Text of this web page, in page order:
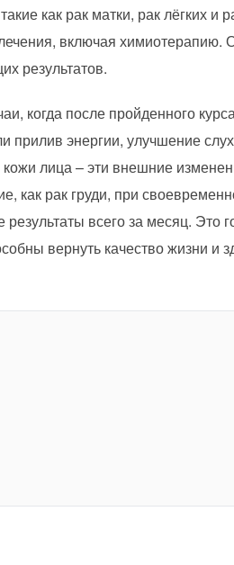
как рак матки, рак лёгких и
включая химиотерапию.
результатов.
когда после пройденного
энергии, улучшение
лица – эти внешние
как рак груди, при
всего за месяц. Это
вернуть качество жизни и